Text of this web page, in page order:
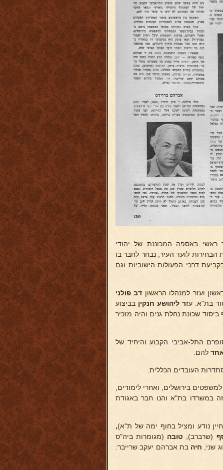
ראשי באספה המכוננת של יהודי
לועד העיר, נבחר לחבר בו
דרכי הפעולות הישוביות וגם
ועזר למנהלו הראשון דב פולני
בת"א. עזר ליהושע חנקין בביצוע
שכונת נחלת גנים והיה מזכיר
התל-אביבי הקבוע והיחיד של
להם.
העובדים הכללית.
בירושלים, ואחרי לימודים,
זה במשרדו בת"א והנו חבר באגודת
נודע ומציל בחוף ימה של ת"א),
(שרברב), טובה (מגומרות ביה"ס
שני, חיהבת אברהם יעקב שרייבר: